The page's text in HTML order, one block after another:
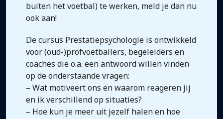
buiten het voetbal) te werken, meld je dan nu
ook aan!
De cursus Prestatiepsychologie is ontwikkeld
voor (oud-)profvoetballers, begeleiders en
coaches die o.a. een antwoord willen vinden
op de onderstaande vragen:
– Wat motiveert ons en waarom reageren jij
en ik verschillend op situaties?
– Hoe kun je meer uit jezelf halen en hoe